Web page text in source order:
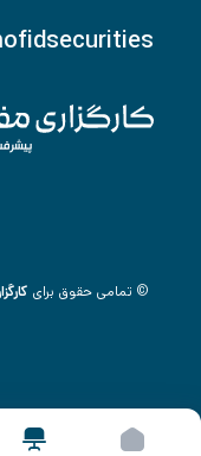
© تمامی حقوق برای